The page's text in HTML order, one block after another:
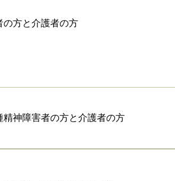
の方と介護者の方
精神障害者の方と介護者の方